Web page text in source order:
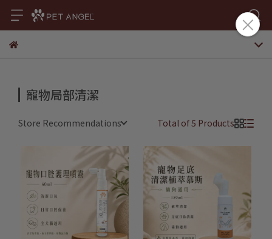
寵物局部清潔
Store Recommendations Total of 5 Products